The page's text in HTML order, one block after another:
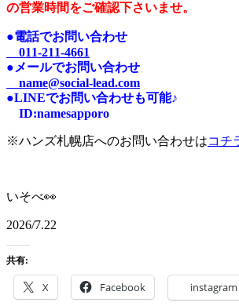
の営業時間をご確認下さいませ。
●電話でお問い合わせ
011-211-4661
●メールでお問い合わせ
name@social-lead.com
●LINEでお問い合わせも可能♪
ID:namesapporo
※ハンズ札幌店へのお問い合わせはコチ
いそべ👀
2026/7.22
共有:
X Facebook instagram